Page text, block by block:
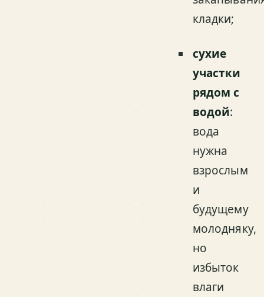
кладки;
сухие
участки
рядом с
водой:
вода
нужна
взрослым
и
будущему
молодняку,
но
избыток
влаги